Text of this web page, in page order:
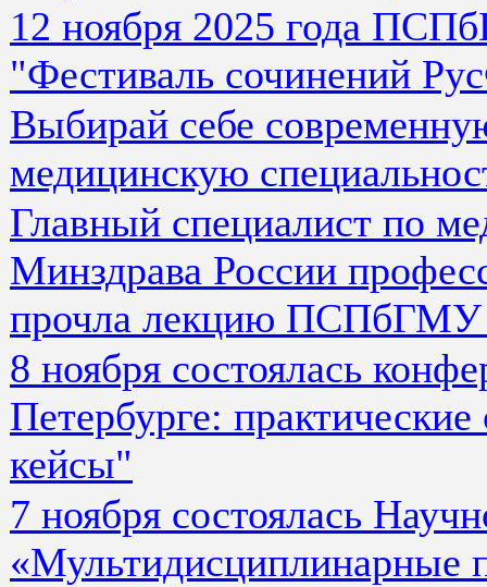
12 ноября 2025 года
"Фестиваль сочинений
Выбирай себе
медицинскую
Главный специалист по
Минздрава России
прочла лекцию
8 ноября состоялась
Петербурге:
кейсы"
7 ноября состоялась
«Мультидисциплинарные